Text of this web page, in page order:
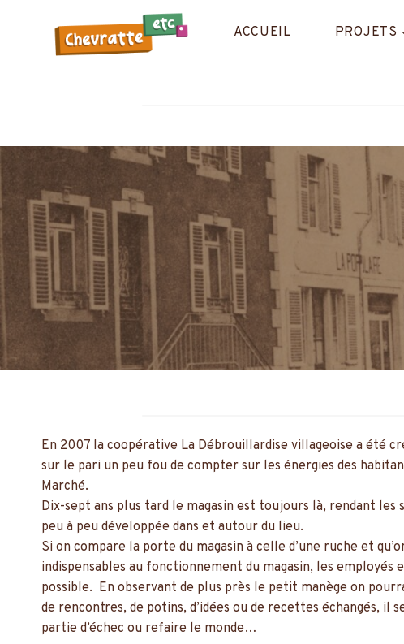
ACCUEIL PROJETS
En 2007 la coopérative La Débrouillardise villageoise a été
sur le pari un peu fou de compter sur les énergies des
Marché.
Dix-sept ans plus tard le magasin est toujours là, rendant les
peu à peu développée dans et autour du lieu.
Si on compare la porte du magasin à celle d’une ruche et
indispensables au fonctionnement du magasin, les employés
possible. En observant de plus près le petit manège on
de rencontres, de potins, d’idées ou de recettes échangés, il
partie d’échec ou refaire le monde…